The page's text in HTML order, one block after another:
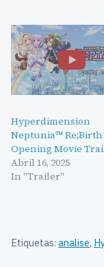
Hyperdimension
Neptunia™
Opening Movie
Abril 16, 2025
In "Trailer"
Etiquetas: analise,